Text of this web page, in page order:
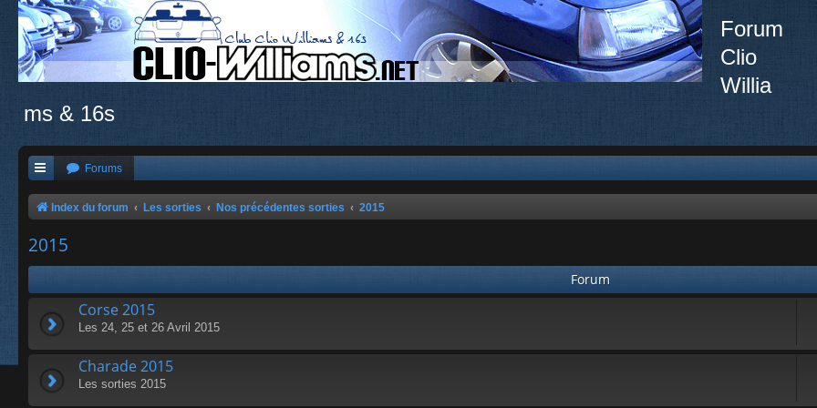
Forum
Clio
Willia
ms & 16s
Forums
Index du forum Les sorties Nos précédentes sorties 2015
2015
Forum
Corse 2015
Les 24, 25 et 26 Avril 2015
Charade 2015
Les sorties 2015